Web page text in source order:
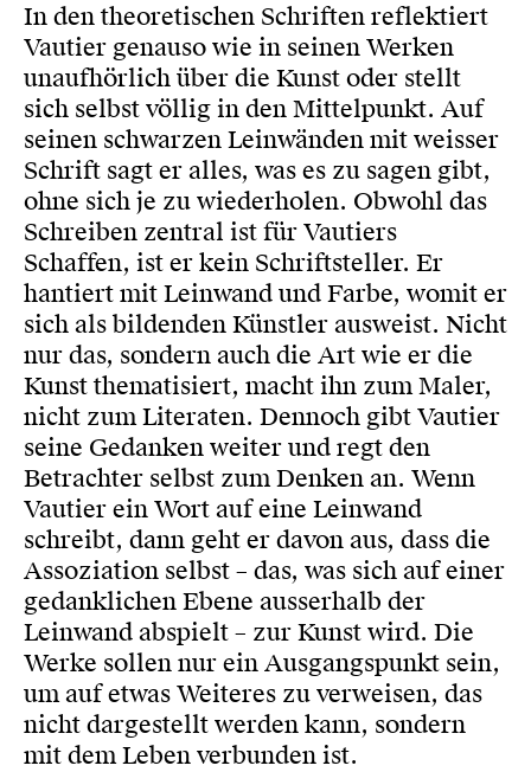
In den theoretischen Schriften reflektiert
Vautier genauso wie in seinen Werken
unaufhörlich über die Kunst oder stellt
sich selbst völlig in den Mittelpunkt. Auf
seinen schwarzen Leinwänden mit weisser
Schrift sagt er alles, was es zu sagen gibt,
ohne sich je zu wiederholen. Obwohl das
Schreiben zentral ist für Vautiers
Schaffen, ist er kein Schriftsteller. Er
hantiert mit Leinwand und Farbe, womit er
sich als bildenden Künstler ausweist. Nicht
nur das, sondern auch die Art wie er die
Kunst thematisiert, macht ihn zum Maler,
nicht zum Literaten. Dennoch gibt Vautier
seine Gedanken weiter und regt den
Betrachter selbst zum Denken an. Wenn
Vautier ein Wort auf eine Leinwand
schreibt, dann geht er davon aus, dass die
Assoziation selbst – das, was sich auf einer
gedanklichen Ebene ausserhalb der
Leinwand abspielt – zur Kunst wird. Die
Werke sollen nur ein Ausgangspunkt sein,
um auf etwas Weiteres zu verweisen, das
nicht dargestellt werden kann, sondern
mit dem Leben verbunden ist.